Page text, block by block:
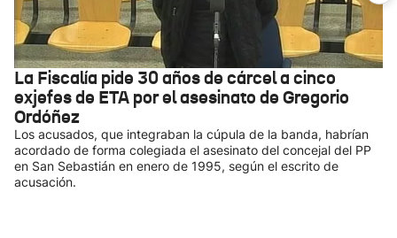
La Fiscalía pide 30 años de cárcel a cinco
exjefes de ETA por el asesinato de Gregorio
Ordóñez
Los acusados, que integraban la cúpula de la banda, habrían
acordado de forma colegiada el asesinato del concejal del PP
en San Sebastián en enero de 1995, según el escrito de
acusación.